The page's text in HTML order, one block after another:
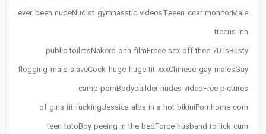
ever been nudeNudist gymnasstic videosTeeen ccar monitorMale
tteens inn
public toiletsNakerd onn filmFreee sex off thee 70 ‘sBusty
flogging male slaveCock huge huge tit xxxChinese gay malesGay
camp pornBodybuilder nudes videoFree pictures
of girls tit fuckingJessica alba in a hot bikiniPornhome com
teen totoBoy peeing in the bedForce husband to lick cum